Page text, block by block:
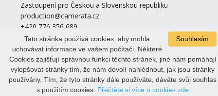
Zastoupení pro Českou a Slovenskou republiku
production@camerata.cz
+420 776 356 689
GRAPHIC DESIGN:Martina Tóthová, © STUDIO
(c) Pavel Hejný & Metropolitan Opera / Marty Sohl, CODE:(c)
FinalTek.com
Souhlasím
Tato stránka používá cookies, aby mohla
uchovávat informace ve vašem počítači. Některé
Cookies zajišťují správnou funkci těchto stránek, jiné nám pomáhají
vylepšovat stránky tím, že nám dovolí nahlédnout, jak jsou stránky
používány. Tím, že tyto stránky dále používáte, dáváte svůj souhlas
s použitím cookies. Přečtěte si více o cookies zde